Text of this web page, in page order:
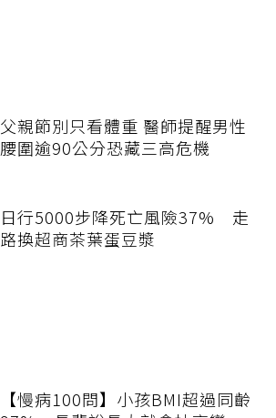
父親節別只看體重 醫師提醒男性
腰圍逾90公分恐藏三高危機
日行5000步降死亡風險37% 走
路換超商茶葉蛋豆漿
【慢病100問】小孩BMI超過同齡